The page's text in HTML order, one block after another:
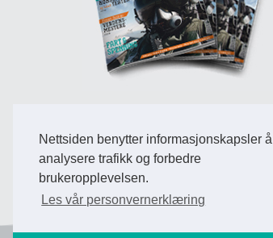
Nettsiden benytter informasjonskapsler å
analysere trafikk og forbedre
brukeropplevelsen.
Les vår personvernerklæring
Back to Top